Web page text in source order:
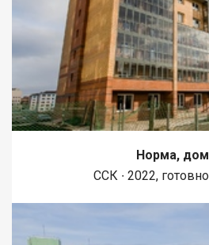
Норма, дом
ССК ∙ 2022,